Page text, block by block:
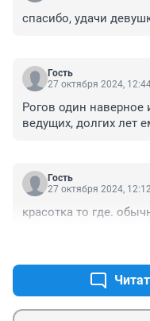
спасибо, удачи
Гость
27 октября 2024,
Рогов один
ведущих, долгих лет
Гость
27 октября 2024,
красотка то где.